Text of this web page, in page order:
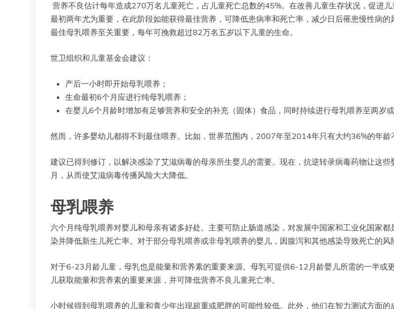
营养不良估计每年造成270万名儿童死亡，占儿童死亡总数的45%。在改善儿童生存状况，促进
最初两年尤为重要，在此阶段如能获得最佳营养，可降低患病率和死亡率，减少日后罹患慢性病的
最佳母乳喂养至关重要，每年可挽救超过82万名五岁以下儿童的生命。
世卫组织和儿童基金会建议：
产后一小时即开始母乳喂养；
生命最初6个月应进行纯母乳喂养；
在婴儿6个月龄时增加有足够营养和安全的补充（固体）食品，同时持续进行母乳喂养至两岁或
然而，许多婴幼儿都得不到最佳喂养。比如，世界范围内，2007年至2014年只有大约36%的年龄
建议已得到修订，以解决感染了艾滋病毒的母亲所生婴儿的需要。现在，抗逆转录病毒药物让这
月，从而使艾滋病毒传播风险大大降低。
母乳喂养
六个月纯母乳喂养对婴儿和母亲有诸多好处。主要可防止肠道感染，对发展中国家和工业化国家
染并降低新生儿死亡率。对于部分母乳喂养或非母乳喂养的婴儿，因腹泻和其他感染导致死亡的风
对于6-23月龄儿童，母乳也是能量和营养素的重要来源。母乳可提供6-12月龄婴儿所需的一半
儿获取能量和营养素的重要来源，并可降低营养不良儿童死亡率。
小时候得到母乳喂养的儿童和青少年出现超重或肥胖的可能性较低。此外，他们在智力测试方面